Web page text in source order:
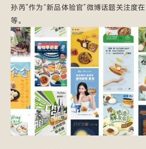
孙芮”作为“新品体验官”微博话题关注度
等。